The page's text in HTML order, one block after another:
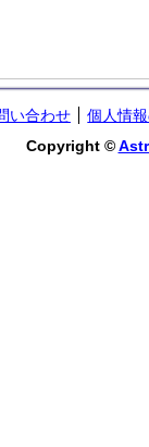
い合わせ
個人情
Copyright ©